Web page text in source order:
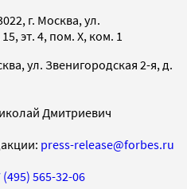
г. Москва, ул.
эт. 4, пом. X, ком. 1
ул. Звенигородская 2-я, д.
Дмитриевич
press-release@forbes.ru
(495) 565-32-06